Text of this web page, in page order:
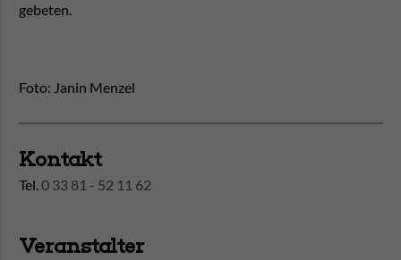
gebeten.
Foto: Janin Menzel
Kontakt
Tel.0 33 81 - 52 11 62
Veranstalter